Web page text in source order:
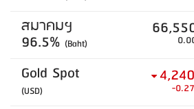
สมาคมฯ
96.5% (Baht)
Gold Spot
(USD)
4,240
-0.27